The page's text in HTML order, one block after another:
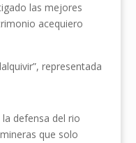
las mejores
acequiero
representada
defensa del rio
que solo